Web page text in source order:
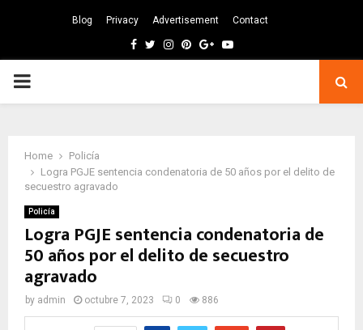
Blog Privacy Advertisement Contact
Facebook
TwitterInstagram
Pinterest
GoogleYoutube
PRIMARY
Home
Policía
Logra PGJE sentencia condenatoria de 50 años por el delito de
secuestro agravado
Policía
Logra PGJE sentencia condenatoria de
50 años por el delito de secuestro
agravado
by admin octubre 7, 2023 0 886